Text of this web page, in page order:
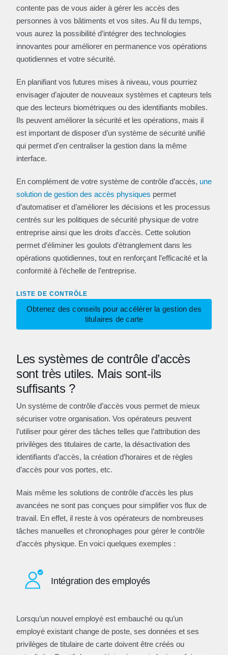
contente pas de vous aider à gérer les accès des
personnes à vos bâtiments et vos sites. Au fil du temps,
vous aurez la possibilité d’intégrer des technologies
innovantes pour améliorer en permanence vos opérations
quotidiennes et votre sécurité.
En planifiant vos futures mises à niveau, vous pourriez
envisager d’ajouter de nouveaux systèmes et capteurs tels
que des lecteurs biométriques ou des identifiants mobiles.
Ils peuvent améliorer la sécurité et les opérations, mais il
est important de disposer d’un système de sécurité unifié
qui permet d'en centraliser la gestion dans la même
interface.
En complément de votre système de contrôle d’accès, une
solution de gestion des accès physiques permet
d’automatiser et d’améliorer les décisions et les processus
centrés sur les politiques de sécurité physique de votre
entreprise ainsi que les droits d’accès. Cette solution
permet d’éliminer les goulots d’étranglement dans les
opérations quotidiennes, tout en renforçant l’efficacité et la
conformité à l’échelle de l’entreprise.
LISTE DE CONTRÔLE
Obtenez des conseils pour accélérer la gestion des
titulaires de carte
Les systèmes de contrôle d’accès
sont très utiles. Mais sont-ils
suffisants ?
Un système de contrôle d’accès vous permet de mieux
sécuriser votre organisation. Vos opérateurs peuvent
l’utiliser pour gérer des tâches telles que l’attribution des
privilèges des titulaires de carte, la désactivation des
identifiants d’accès, la création d’horaires et de règles
d’accès pour vos portes, etc.
Mais même les solutions de contrôle d’accès les plus
avancées ne sont pas conçues pour simplifier vos flux de
travail. En effet, il reste à vos opérateurs de nombreuses
tâches manuelles et chronophages pour gérer le contrôle
d’accès physique. En voici quelques exemples :
Intégration des employés
Lorsqu’un nouvel employé est embauché ou qu’un
employé existant change de poste, ses données et ses
privilèges de titulaire de carte doivent être créés ou